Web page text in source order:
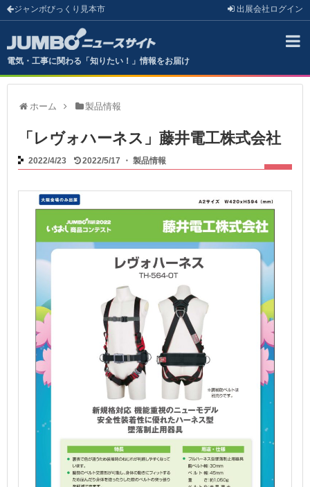
ジャンボびっくり見本市 出展会社 ログイン
電気・工事に関わる「知りたい！」情報をお届け
ホーム 製品情報
「レヴォハーネス」藤井電工株式会社
2022/4/23 2022/5/17 ・製品情報